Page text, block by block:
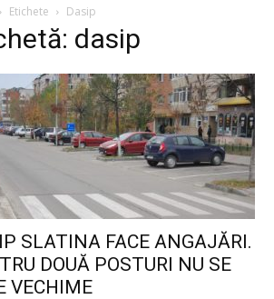
Etichete Dasip
dasip
SLATINA FACE ANGAJĂRI.
DOUĂ POSTURI NU SE
VECHIME